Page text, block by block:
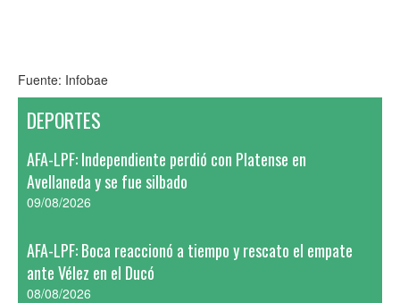
Fuente: Infobae
DEPORTES
AFA-LPF: Independiente perdió con Platense en
Avellaneda y se fue silbado
09/08/2026
AFA-LPF: Boca reaccionó a tiempo y rescato el empate
ante Vélez en el Ducó
08/08/2026